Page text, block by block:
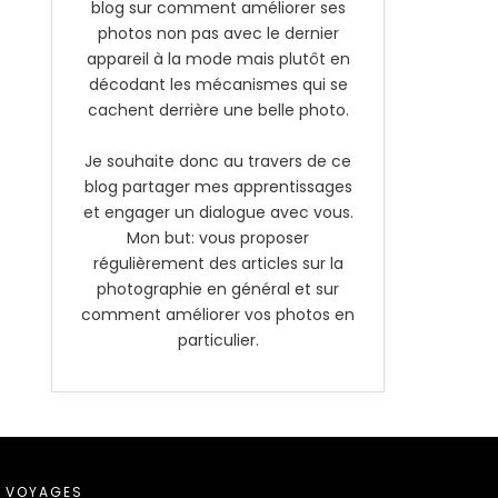
blog sur comment améliorer ses
photos non pas avec le dernier
appareil à la mode mais plutôt en
décodant les mécanismes qui se
cachent derrière une belle photo.
Je souhaite donc au travers de ce
blog partager mes apprentissages
et engager un dialogue avec vous.
Mon but: vous proposer
régulièrement des articles sur la
photographie en général et sur
comment améliorer vos photos en
particulier.
VOYAGES